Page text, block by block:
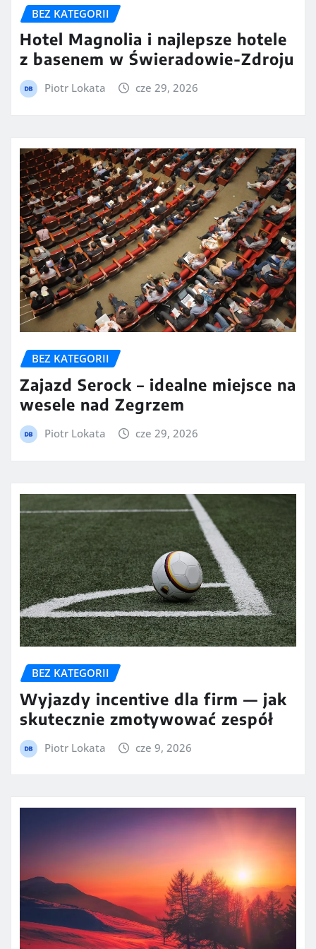
BEZ KATEGORII
Hotel Magnolia i najlepsze hotele
z basenem w Świeradowie-Zdroju
Piotr Lokata cze 29, 2026
BEZ KATEGORII
Zajazd Serock – idealne miejsce na
wesele nad Zegrzem
Piotr Lokata cze 29, 2026
BEZ KATEGORII
Wyjazdy incentive dla firm — jak
skutecznie zmotywować zespół
Piotr Lokata cze 9, 2026